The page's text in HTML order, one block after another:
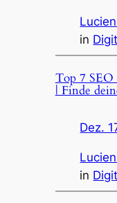
in
Top 7
| Finde
Dez.
in